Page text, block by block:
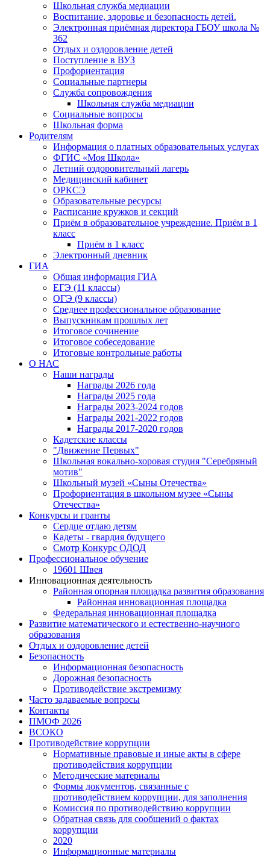
Школьная служба медиации
Воспитание, здоровье и безопасность детей.
Электронная приёмная директора ГБОУ школа №
362
Отдых и оздоровление детей
Поступление в ВУЗ
Профориентация
Социальные партнеры
Служба сопровождения
Школьная служба медиации
Социальные вопросы
Школьная форма
Родителям
Информация о платных образовательных услугах
ФГИС «Моя Школа»
Летний оздоровительный лагерь
Медицинский кабинет
ОРКСЭ
Образовательные ресурсы
Расписание кружков и секций
Приём в образовательное учреждение. Приём в 1
класс
Приём в 1 класс
Электронный дневник
ГИА
Общая информация ГИА
ЕГЭ (11 классы)
ОГЭ (9 классы)
Среднее профессиональное образование
Выпускникам прошлых лет
Итоговое сочинение
Итоговое собеседование
Итоговые контрольные работы
О НАС
Наши награды
Награды 2026 года
Награды 2025 года
Награды 2023-2024 годов
Награды 2021-2022 годов
Награды 2017-2020 годов
Кадетские классы
"Движение Первых"
Школьная вокально-хоровая студия "Серебряный
мотив"
Школьный музей «Сыны Отечества»
Профориентация в школьном музее «Сыны
Отечества»
Конкурсы и гранты
Сердце отдаю детям
Кадеты - гвардия будущего
Смотр Конкурс ОДОД
Профессиональное обучение
19601 Швея
Инновационная деятельность
Районная опорная площадка развития образования
Районная инновационная площадка
Федеральная инновационная площадка
Развитие математического и естественно-научного
образования
Отдых и оздоровление детей
Безопасность
Информационная безопасность
Дорожная безопасность
Противодействие экстремизму
Часто задаваемые вопросы
Контакты
ПМОФ 2026
ВСОКО
Противодействие коррупции
Нормативные правовые и иные акты в сфере
противодействия коррупции
Методические материалы
Формы документов, связанные с
противодействием коррупции, для заполнения
Комиссия по противодействию коррупции
Обратная связь для сообщений о фактах
коррупции
2020
Информационные материалы